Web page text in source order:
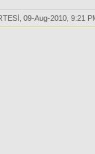
09-Aug-2010, 9:21